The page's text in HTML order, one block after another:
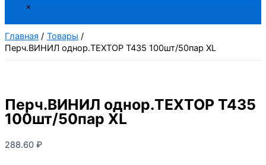
×
Главная
Товары
Перч.ВИНИЛ однор.TEXTOP T435 100шт/50пар XL
Перч.ВИНИЛ однор.TEXTOP T435
100шт/50пар XL
288.60 ₽